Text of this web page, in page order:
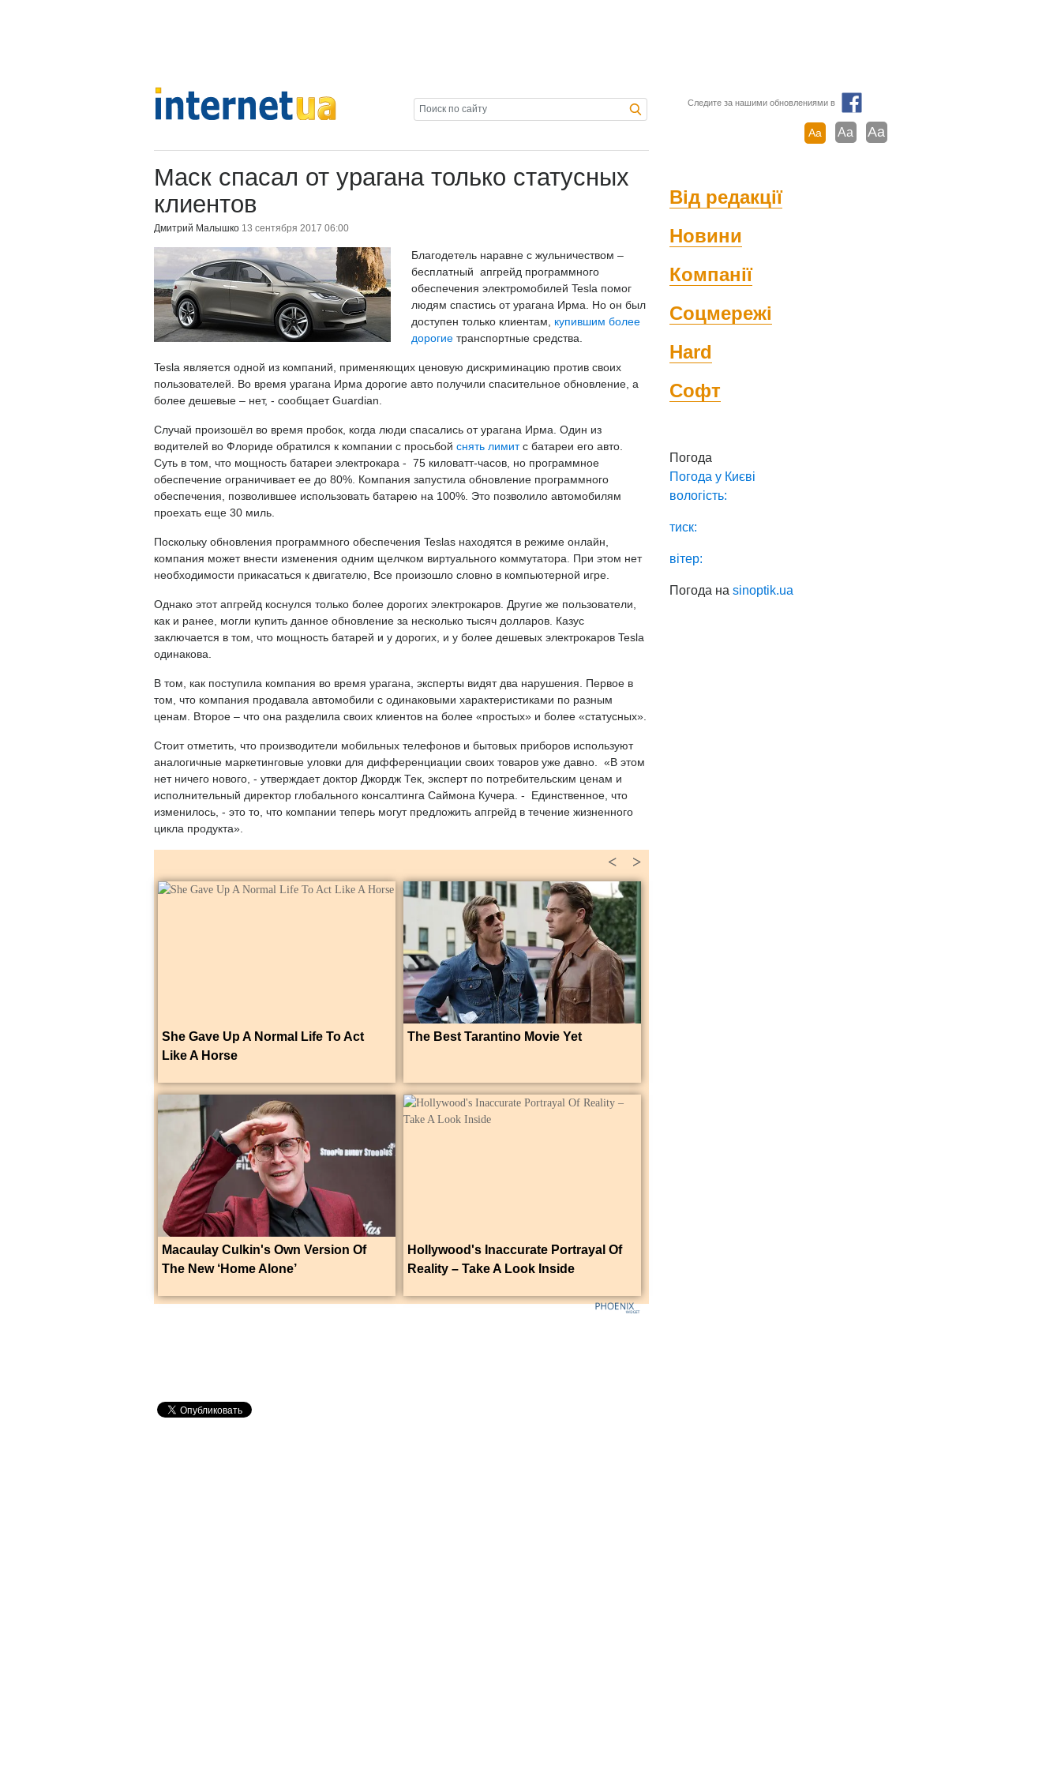
Следите за нашими обновлениями в
Aa Aa Aa
Маск спасал от урагана только статусных
клиентов
Дмитрий Малышко 13 сентября 2017 06:00
Благодетель наравне с жульничеством –
бесплатный апгрейд программного
обеспечения электромобилей Tesla помог
людям спастись от урагана Ирма. Но он был
доступен только клиентам, купившим более
дорогие транспортные средства.
Tesla является одной из компаний, применяющих ценовую дискриминацию против своих
пользователей. Во время урагана Ирма дорогие авто получили спасительное обновление, а
более дешевые – нет, - сообщаетGuardian
Случай произошёл во время пробок, когда люди спасались от урагана Ирма. Один из
водителей во Флориде обратился к компании с просьбой снять лимитс батареи его авто.
Суть в том, что мощность батареи электрокара - 75 киловатт-часов, но программное
обеспечение ограничивает ее до 80%. Компания запустила обновление программного
обеспечения, позволившее использовать батарею на 100%. Это позволило автомобилям
проехать еще 30 миль.
Поскольку обновления программного обеспечения Teslas находятся в режиме онлайн,
компания может внести изменения одним щелчком виртуального коммутатора. При этом нет
необходимости прикасаться к двигателю, Все произошло словно в компьютерной игре.
Однако этот апгрейд коснулся только более дорогих электрокаров. Другие же пользователи,
как и ранее, могли купить данное обновление за несколько тысяч долларов. Казус
заключается в том, что мощность батарей и у дорогих, и у более дешевых электрокаров Tesla
одинакова.
В том, как поступила компания во время урагана, эксперты видят два нарушения. Первое в
том, что компания продавала автомобили с одинаковыми характеристиками по разным
ценам. Второе – что она разделила своих клиентов на более «простых» и более «статусных».
Стоит отметить, что производители мобильных телефонов и бытовых приборов используют
аналогичные маркетинговые уловки для дифференциации своих товаров уже давно. «В этом
нет ничего нового, - утверждает доктор Джордж Тек, эксперт по потребительским ценам и
исполнительный директор глобального консалтинга Саймона Кучера. - Единственное, что
изменилось, - это то, что компании теперь могут предложить апгрейд в течение жизненного
цикла продукта».
>
<
She Gave Up A Normal Life To Act
Like A Horse
The Best Tarantino Movie Yet
Macaulay Culkin's Own Version Of
The New ‘Home Alone’
Hollywood's Inaccurate Portrayal Of
Reality – Take A Look Inside
Від редакції
Новини
Компанії
Соцмережі
Hard
Софт
Погода
Погода у Києві
вологість:
тиск:
вітер:
Погода наsinoptik.ua